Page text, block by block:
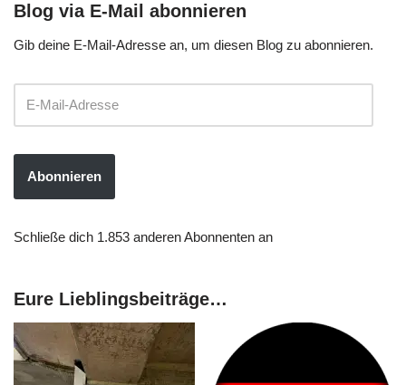
Blog via E-Mail abonnieren
Gib deine E-Mail-Adresse an, um diesen Blog zu abonnieren.
Abonnieren
Schließe dich 1.853 anderen Abonnenten an
Eure Lieblingsbeiträge…